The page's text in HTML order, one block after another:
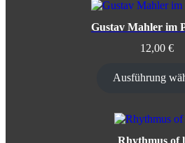
Gustav Mahler im
12,00 €
Ausführung